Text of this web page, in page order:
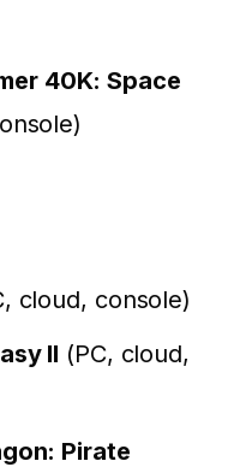
40K: Space
cloud, console)
II (PC, cloud,
Pirate